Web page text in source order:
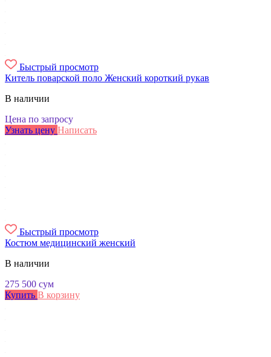
Быстрый просмотр
Китель поварской поло Женский короткий рукав
В наличии
Цена по запросу
Узнать цену Написать
Быстрый просмотр
Костюм медицинский женский
В наличии
275 500 сум
Купить В корзину